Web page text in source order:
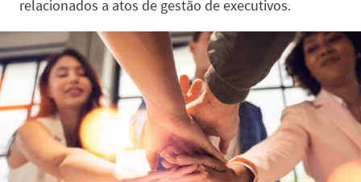
relacionados a atos de gestão de executivos.